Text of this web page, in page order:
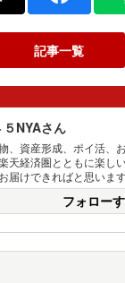
記事一覧
NYAさん
、資産形成、ポイ活、
天経済圏とともに楽し
届けできればと思います
フォロー